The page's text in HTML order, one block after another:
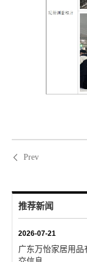
Prev
推荐新闻
2026-07-21
广东万怡家居用